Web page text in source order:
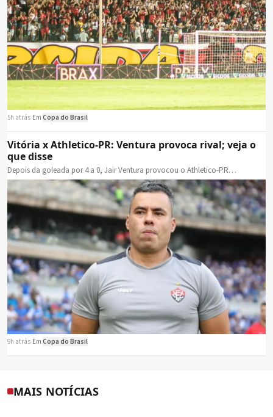
5h atrás Em Copa do Brasil
Vitória x Athletico-PR: Ventura provoca rival; veja o
que disse
Depois da goleada por 4 a 0, Jair Ventura provocou o Athletico-PR…
9h atrás Em Copa do Brasil
MAIS NOTÍCIAS